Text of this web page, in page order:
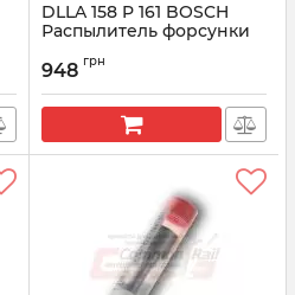
DLLA 158 P 161 BOSCH
Распылитель форсунки
Артикул:
948 грн